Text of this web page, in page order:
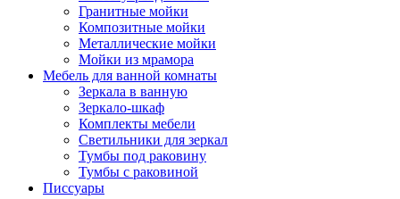
Гранитные мойки
Композитные мойки
Металлические мойки
Мойки из мрамора
Мебель для ванной комнаты
Зеркала в ванную
Зеркало-шкаф
Комплекты мебели
Светильники для зеркал
Тумбы под раковину
Тумбы с раковиной
Писсуары